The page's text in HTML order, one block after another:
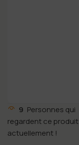
9 Personnes qui
regardent ce produit
actuellement !